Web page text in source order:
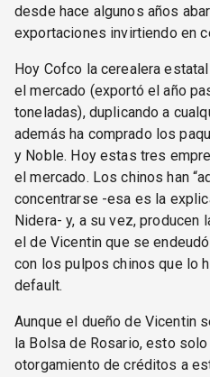
desde hace algunos años
exportaciones invirtiendo en
Hoy Cofco la cerealera
el mercado (exportó el año
toneladas), duplicando a
además ha comprado los
y Noble. Hoy estas tres
el mercado. Los chinos han
concentrarse -esa es la
Nidera- y, a su vez, producen
el de Vicentin que se
con los pulpos chinos que lo
default.
Aunque el dueño de Vicentin
la Bolsa de Rosario, esto
otorgamiento de créditos a